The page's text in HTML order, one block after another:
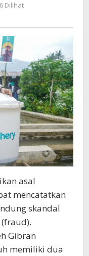
Dilihat
asal
mencatatkan
skandal
Gibran
memiliki dua